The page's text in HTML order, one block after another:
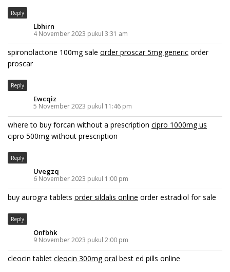
Reply
Lbhirn
4 November 2023 pukul 3:31 am
spironolactone 100mg sale order proscar 5mg generic order
proscar
Reply
Ewcqiz
5 November 2023 pukul 11:46 pm
where to buy forcan without a prescription cipro 1000mg us
cipro 500mg without prescription
Reply
Uvegzq
6 November 2023 pukul 1:00 pm
buy aurogra tablets order sildalis online order estradiol for sale
Reply
Onfbhk
9 November 2023 pukul 2:00 pm
cleocin tablet cleocin 300mg oral best ed pills online